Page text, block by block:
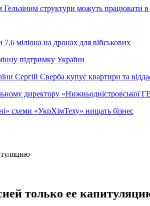
Гельзіним структури можуть
міліона на дронах для військових
підтримку України
Сергій Сверба купує квартири та
директору «Нижньодністровської
схеми «УкрХімТеху» нищать бізнес
только ее